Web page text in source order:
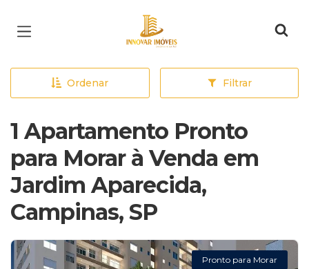
Página inicial
Ordenar Filtrar
1 Apartamento Pronto
para Morar à Venda em
Jardim Aparecida,
Campinas, SP
Pronto para Morar